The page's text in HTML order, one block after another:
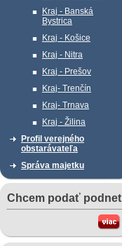
Kraj - Banská
Bystrica
Kraj - Košice
Kraj - Nitra
Kraj - Prešov
Kraj- Trenčín
Kraj- Trnava
Kraj - Žilina
Profil verejného
obstarávateľa
Správa majetku
Chcem podať podnet